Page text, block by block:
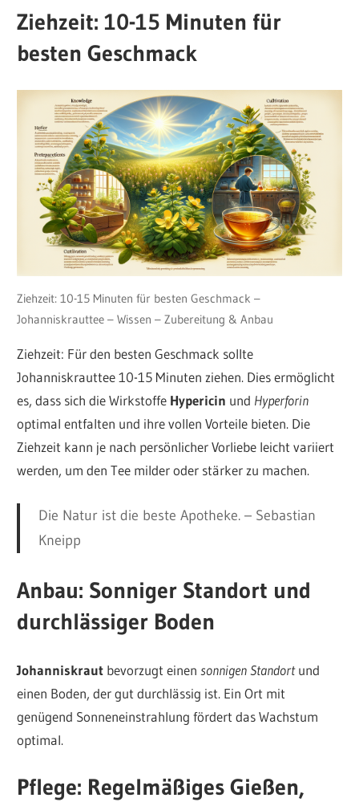
Ziehzeit: 10-15 Minuten für
besten Geschmack
Ziehzeit: 10-15 Minuten für besten Geschmack –
Johanniskrauttee – Wissen – Zubereitung & Anbau
Ziehzeit: Für den besten Geschmack sollte
Johanniskrauttee 10-15 Minuten ziehen. Dies ermöglicht
es, dass sich die Wirkstoffe Hypericin und Hyperforin
optimal entfalten und ihre vollen Vorteile bieten. Die
Ziehzeit kann je nach persönlicher Vorliebe leicht variiert
werden, um den Tee milder oder stärker zu machen.
Die Natur ist die beste Apotheke. – Sebastian
Kneipp
Anbau: Sonniger Standort und
durchlässiger Boden
Johanniskraut bevorzugt einen sonnigen Standortund
einen Boden, der gut durchlässig ist. Ein Ort mit
genügend Sonneneinstrahlung fördert das Wachstum
optimal.
Pflege: Regelmäßiges Gießen,